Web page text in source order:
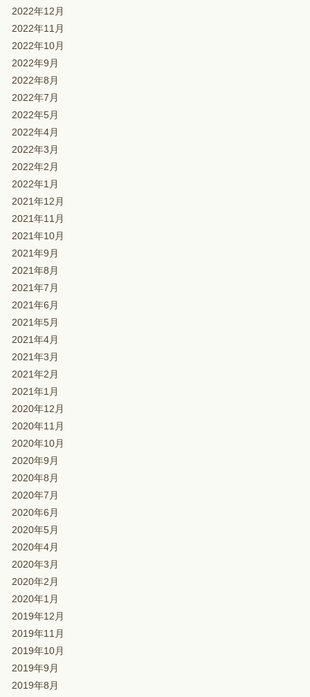
2022年12月
2022年11月
2022年10月
2022年9月
2022年8月
2022年7月
2022年5月
2022年4月
2022年3月
2022年2月
2022年1月
2021年12月
2021年11月
2021年10月
2021年9月
2021年8月
2021年7月
2021年6月
2021年5月
2021年4月
2021年3月
2021年2月
2021年1月
2020年12月
2020年11月
2020年10月
2020年9月
2020年8月
2020年7月
2020年6月
2020年5月
2020年4月
2020年3月
2020年2月
2020年1月
2019年12月
2019年11月
2019年10月
2019年9月
2019年8月